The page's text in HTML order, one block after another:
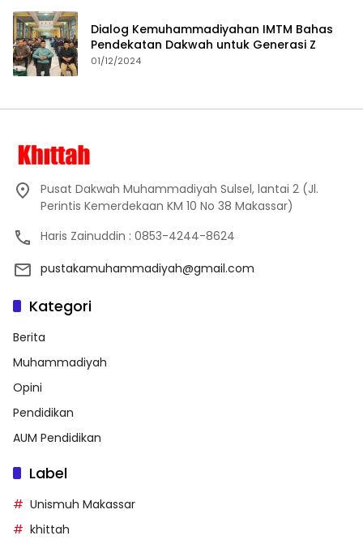
Dialog Kemuhammadiyahan IMTM Bahas
Pendekatan Dakwah untuk Generasi Z
01/12/2024
Pusat Dakwah Muhammadiyah Sulsel, lantai 2 (Jl.
Perintis Kemerdekaan KM 10 No 38 Makassar)
Haris Zainuddin : 0853-4244-8624
pustakamuhammadiyah@gmail.com
Kategori
Berita
Muhammadiyah
Opini
Pendidikan
AUM Pendidikan
Label
Unismuh Makassar
khittah